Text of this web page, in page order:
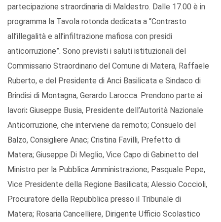
partecipazione straordinaria di Maldestro. Dalle 17.00 è in
programma la Tavola rotonda dedicata a “Contrasto
all’illegalità e all’infiltrazione mafiosa con presidi
anticorruzione”. Sono previsti i saluti istituzionali del
Commissario Straordinario del Comune di Matera, Raffaele
Ruberto, e del Presidente di Anci Basilicata e Sindaco di
Brindisi di Montagna, Gerardo Larocca. Prendono parte ai
lavori: Giuseppe Busia, Presidente dell’Autorità Nazionale
Anticorruzione, che interviene da remoto; Consuelo del
Balzo, Consigliere Anac; Cristina Favilli, Prefetto di
Matera; Giuseppe Di Meglio, Vice Capo di Gabinetto del
Ministro per la Pubblica Amministrazione; Pasquale Pepe,
Vice Presidente della Regione Basilicata; Alessio Coccioli,
Procuratore della Repubblica presso il Tribunale di
Matera; Rosaria Cancelliere, Dirigente Ufficio Scolastico